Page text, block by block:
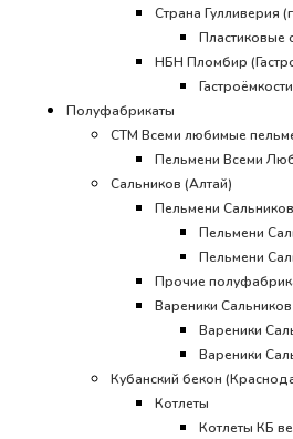
Страна Гулливерия
Пластиковые
НБН Пломбир
Полуфабрикаты
СТМ Всеми любимые
Пельмени Всеми
Сальников (Алтай)
Пельмени Сальников
Пельмени
Пельмени
Прочие
Вареники Сальников
Вареники
Вареники
Кубанский бекон
Котлеты
Котлеты КБ